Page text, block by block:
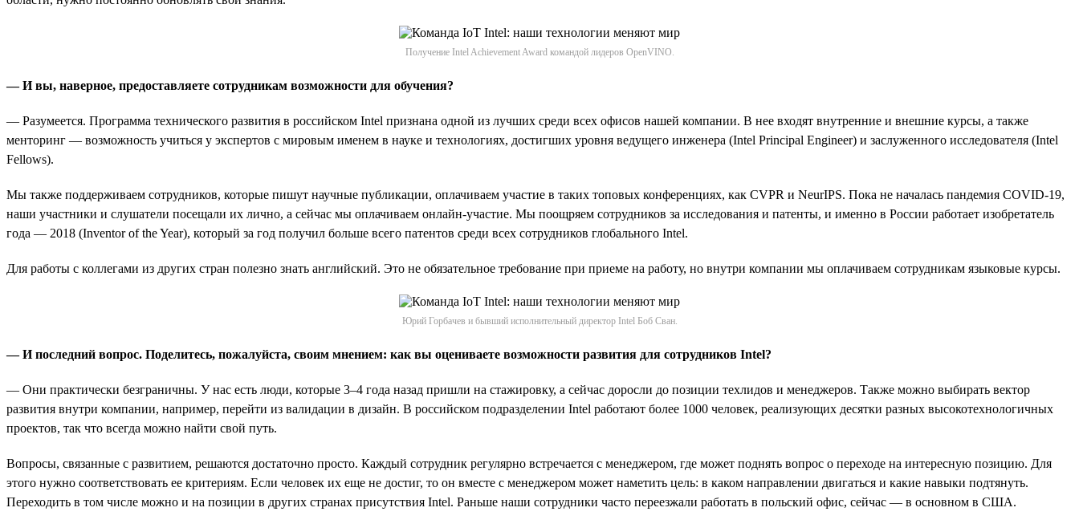
Получение Intel Achievement Award командой лидеров OpenVINO.
— И вы, наверное, предоставляете сотрудникам возможности для обучения?
— Разумеется. Программа технического развития в российском Intel признана одной из лучших среди всех офисов нашей компании. В нее входят внутренние и внешние курсы, а также
менторинг — возможность учиться у экспертов с мировым именем в науке и технологиях, достигших уровня ведущего инженера (Intel Principal Engineer) и заслуженного исследователя (Intel
Fellows).
Мы также поддерживаем сотрудников, которые пишут научные публикации, оплачиваем участие в таких топовых конференциях, как CVPR и NeurIPS. Пока не началась пандемия COVID-19,
наши участники и слушатели посещали их лично, а сейчас мы оплачиваем онлайн-участие. Мы поощряем сотрудников за исследования и патенты, и именно в России работает изобретатель
года — 2018 (Inventor of the Year), который за год получил больше всего патентов среди всех сотрудников глобального Intel.
Для работы с коллегами из других стран полезно знать английский. Это не обязательное требование при приеме на работу, но внутри компании мы оплачиваем сотрудникам языковые курсы.
Юрий Горбачев и бывший исполнительный директор Intel Боб Сван.
— И последний вопрос. Поделитесь, пожалуйста, своим мнением: как вы оцениваете возможности развития для сотрудников Intel?
— Они практически безграничны. У нас есть люди, которые 3–4 года назад пришли на стажировку, а сейчас доросли до позиции техлидов и менеджеров. Также можно выбирать вектор
развития внутри компании, например, перейти из валидации в дизайн. В российском подразделении Intel работают более 1000 человек, реализующих десятки разных высокотехнологичных
проектов, так что всегда можно найти свой путь.
Вопросы, связанные с развитием, решаются достаточно просто. Каждый сотрудник регулярно встречается с менеджером, где может поднять вопрос о переходе на интересную позицию. Для
этого нужно соответствовать ее критериям. Если человек их еще не достиг, то он вместе с менеджером может наметить цель: в каком направлении двигаться и какие навыки подтянуть.
Переходить в том числе можно и на позиции в других странах присутствия Intel. Раньше наши сотрудники часто переезжали работать в польский офис, сейчас — в основном в США.